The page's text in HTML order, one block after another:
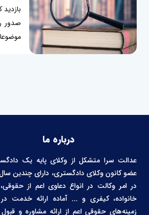
درباره ما
عدالت سرا متشکل از وکلای پایه یک
عضو کانون وکلای دادگستری، دارای چندین
در امر وکالت در انواع دعاوی اعم از
خانواده، کیفری و ... آماده ارائه خدمت
زمینه‌های حقوقی اعم از ارائه مشاوره و